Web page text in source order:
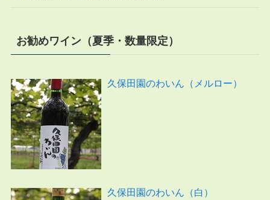
お勧めワイン（夏季・数量限定）
久保田園のわいん（メルロー）
久保田園のわいん（白）